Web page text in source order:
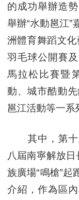
的成功舉辦造
舉辦“水動邕江”
洲體育舞蹈文
羽毛球公開賽
馬拉松比賽暨
動、城市酷動
邕江活動等一系
其中，第十
八屆南寧解放
族廣場“鳴槍”起
介紹，作為區